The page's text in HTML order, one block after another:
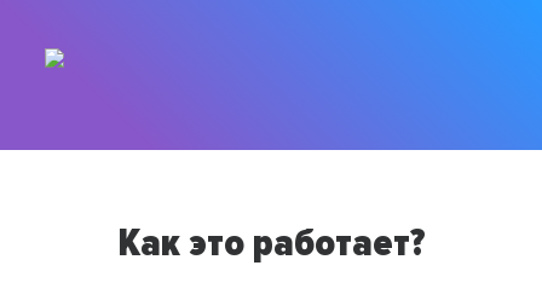
Как это работает?